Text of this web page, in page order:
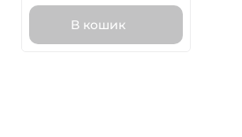
В кошик